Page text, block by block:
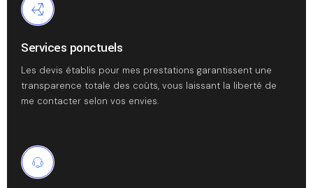
Services ponctuels
Les devis établis pour mes prestations garantissent une
transparence totale des coûts, vous laissant la liberté de
me contacter selon vos envies.